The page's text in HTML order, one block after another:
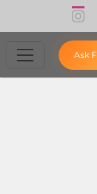
Ask